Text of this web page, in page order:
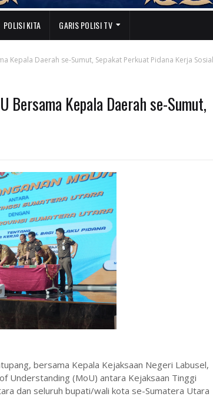
POLISI KITA GARIS POLISI TV
Kepala Daerah se-Sumut, Sepakat Perkuat Pidana Kerja
Bersama Kepala Daerah se-Sumut,
bersama Kepala Kejaksaan Negeri Labusel,
Understanding (MoU) antara Kejaksaan Tinggi
dan seluruh bupati/wali kota se-Sumatera Utara